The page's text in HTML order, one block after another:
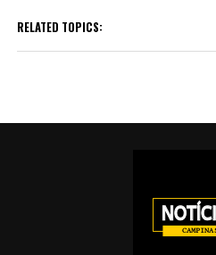
RELATED TOPICS: